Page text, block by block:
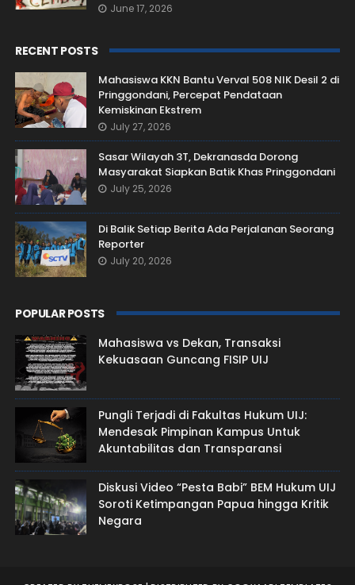
June 17, 2026
RECENT POSTS
Mahasiswa KKN Bantu Verval 508 NIK Desil 2 di
Pringgondani, Percepat Pendataan
Kemiskinan Ekstrem
July 27, 2026
Sasar Wilayah 3T, Dekranasda Dorong
Masyarakat Siapkan Batik Khas Pringgondani
July 25, 2026
Di Balik Setiap Berita Ada Perjalanan Seorang
Reporter
July 20, 2026
POPULAR POSTS
Mahasiswa vs Dekan, Transaksi
Kekuasaan Guncang FISIP UIJ
Pungli Terjadi di Fakultas Hukum UIJ:
Mendesak Pimpinan Kampus Untuk
Akuntabilitas dan Transparansi
Diskusi Video “Pesta Babi” BEM Hukum UIJ
Soroti Ketimpangan Papua hingga Kritik
Negara